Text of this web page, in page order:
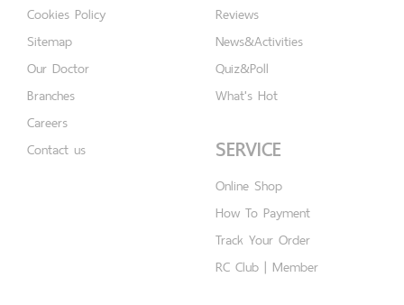
Cookies Policy
Sitemap
Our Doctor
Branches
Careers
Contact us
Reviews
News&Activities
Quiz&Poll
What's Hot
SERVICE
Online Shop
How To Payment
Track Your Order
RC Club | Member